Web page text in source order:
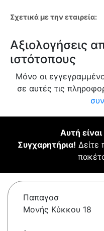
Σχετικά με την εταιρεία:
Αξιολογήσεις
ιστότοπους
Μόνο οι
σε αυτές τις
Αυτή
Συγχαρητήρια! Δείτε
Παπαγοσ
Μονής Κύκκου 18